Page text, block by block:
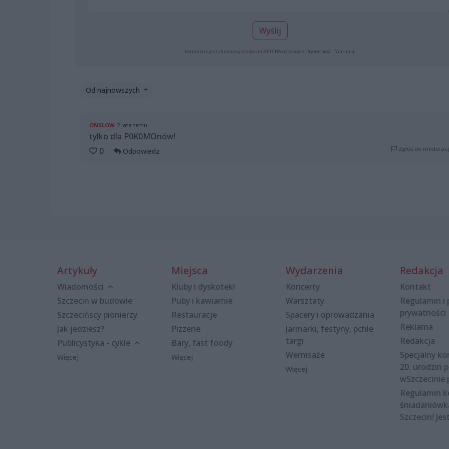
Wyślij
Formularz jest chroniony dzięki reCAPTCHA od Google: Prywatność| Warunki
Od najnowszych
ONSLOW 2 lata temu
tylko dla P0K0MOnów!
0
Odpowiedz Zgłoś do
Artykuły
Wiadomości
Szczecin w budowie
Szczecińscy pionierzy
Jak jedziesz?
Publicystyka - cykle
Więcej
Miejsca
Kluby i dyskoteki
Puby i kawiarnie
Restauracje
Pizzerie
Bary, fast foody
Więcej
Wydarzenia
Koncerty
Warsztaty
Spacery i oprowadzania
Jarmarki, festyny, pchle
targi
Wernisaże
Więcej
Redakcja
Kontakt
Regulamin i
prywatności
Reklama
Redakcja
Specjalny
20. urodzin
Regulamin
Szczecin!